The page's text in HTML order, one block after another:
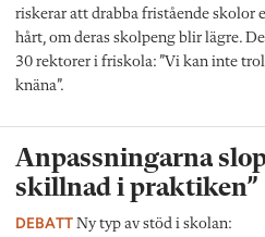
riskerar att drabba fristående skolor
hårt, om deras skolpeng blir lägre.
30 rektorer i friskola: ”Vi kan inte
knäna”.
Anpassningarna
skillnad i praktiken”
DEBATT Ny typ av stöd i skolan: